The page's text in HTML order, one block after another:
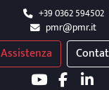
+39 0362 594502
pmr@pmr.it
Assistenza